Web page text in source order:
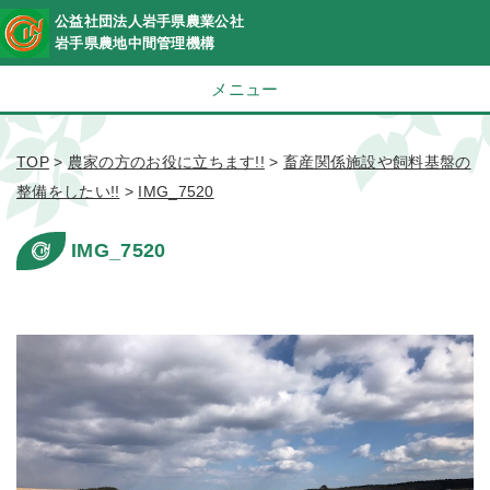
公益社団法人岩手県農業公社
岩手県農地中間管理機構
メニュー
TOP>農家の方のお役に立ちます!! > 畜産関係施設や飼料基盤の
整備をしたい!! > IMG_7520
IMG_7520